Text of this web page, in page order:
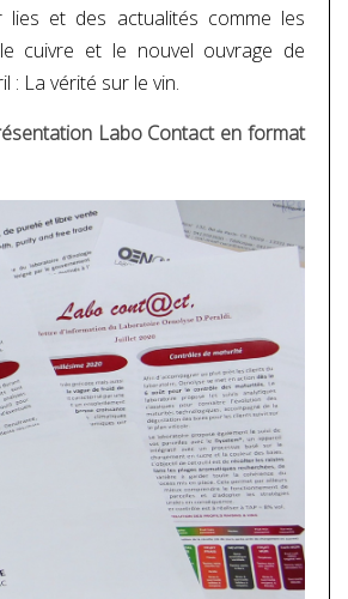
lies et des actualités comme les
cuivre et le nouvel ouvrage de
: La vérité sur le vin.
Labo Contact en format